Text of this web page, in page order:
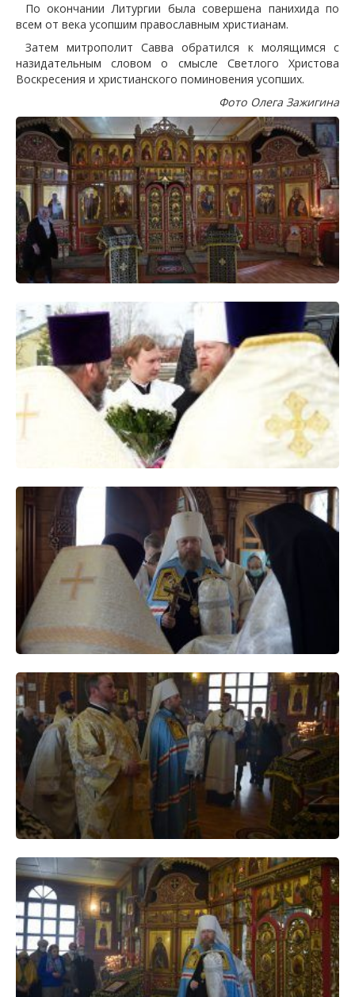
По окончании Литургии была совершена панихида по
всем от века усопшим православным христианам.
Затем митрополит Савва обратился к молящимся с
назидательным словом о смысле Светлого Христова
Воскресения и христианского поминовения усопших.
Фото Олега Зажигина